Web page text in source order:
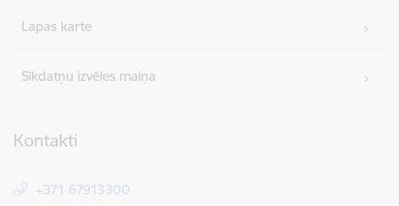
Lapas karte
Sīkdatņu izvēles maiņa
Kontakti
+371 67913300